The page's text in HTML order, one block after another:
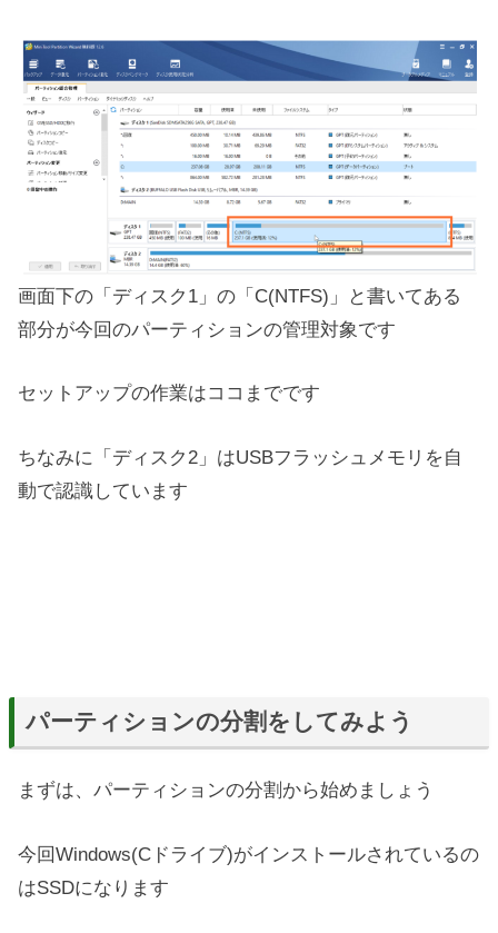
画面下の「ディスク1」の「C(NTFS)」と書いてある
部分が今回のパーティションの管理対象です
セットアップの作業はココまでです
ちなみに「ディスク2」はUSBフラッシュメモリを自
動で認識しています
パーティションの分割をしてみよう
まずは、パーティションの分割から始めましょう
今回Windows(Cドライブ)がインストールされているの
はSSDになります